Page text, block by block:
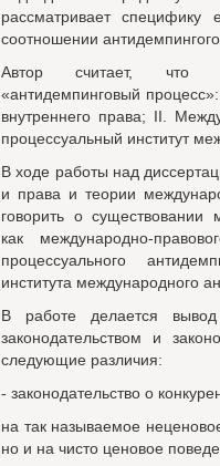
рассматривает
соотношении
Автор считает, что
«антидемпинговый
внутреннего права; II.
процессуальный институт
В ходе работы над
и права и теории
говорить о существовании
как международно-
процессуального
института международного
В работе делается
законодательством и
следующие различия:
- законодательство о
на так называемое
но и на чисто ценовое